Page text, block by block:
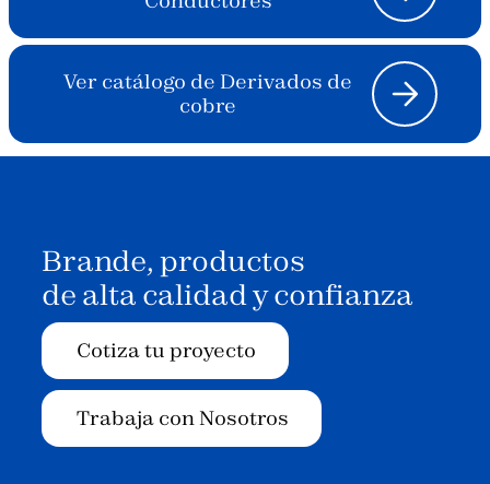
Ver catálogo de Derivados de
cobre
Brande, productos
de alta calidad y confianza
Cotiza tu proyecto
Trabaja con Nosotros